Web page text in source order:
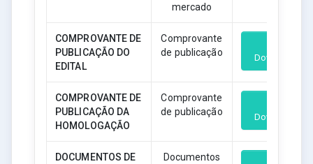
mercado
COMPROVANTE DE
PUBLICAÇÃO DO
EDITAL
Comprovante
de publicação
Download
COMPROVANTE DE
PUBLICAÇÃO DA
HOMOLOGAÇÃO
Comprovante
de publicação
Download
DOCUMENTOS DE
Documentos